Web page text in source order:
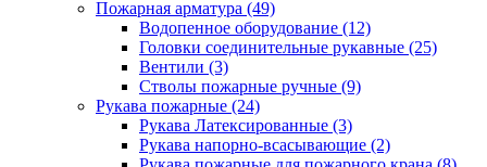
Пожарная арматура (49)
Водопенное оборудование (12)
Головки соединительные рукавные (25)
Вентили (3)
Стволы пожарные ручные (9)
Рукава пожарные (24)
Рукава Латексированные (3)
Рукава напорно-всасывающие (2)